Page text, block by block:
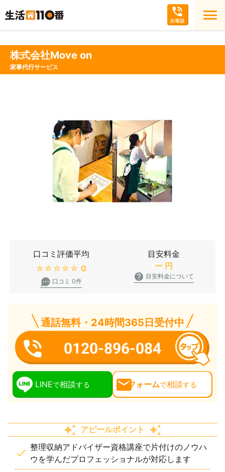
株式会社Move on
家事代行サービス
口コミ評価平均
★★★★★ 0
口コミ 0件
目安料金
ー 円
目安料金について
通話無料・24時間365日受付中
0120-896-084
LINEで相談する フォームで相談する
アピールポイント
整理収納アドバイザー資格講座で片付けのノウハ
ウを学んだプロフェッショナルが対応します